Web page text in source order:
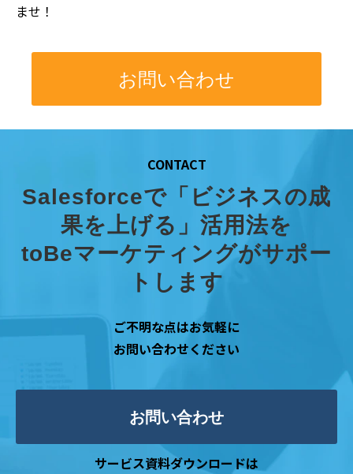
ませ！
お問い合わせ
CONTACT
Salesforceで「ビジネスの成
果を上げる」活用法を
toBeマーケティングがサポー
トします
ご不明な点はお気軽に
お問い合わせください
お問い合わせ
サービス資料ダウンロードは